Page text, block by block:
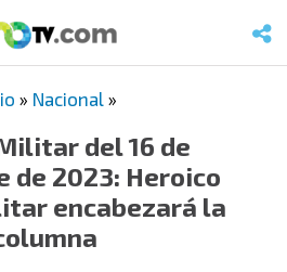
» Nacional »
del 16 de
de 2023: Heroico
encabezará la